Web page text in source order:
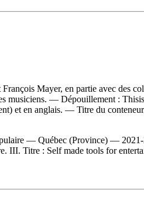
Mayer, en partie avec des
musiciens. — Dépouillement :
et en anglais. — Titre du
— Québec (Province) —
III. Titre : Self made tools for